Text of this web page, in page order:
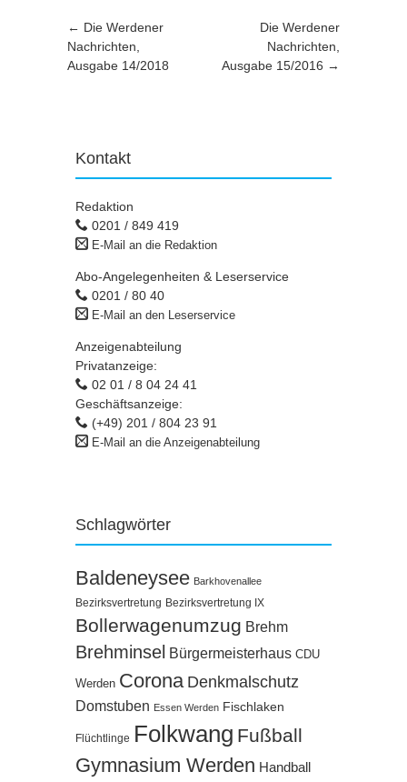
Artikel-Navigation
← Die Werdener
Nachrichten,
Ausgabe 14/2018
Die Werdener
Nachrichten,
Ausgabe 15/2016 →
Kontakt
Redaktion
0201 / 849 419
E-Mail an die Redaktion
Abo-Angelegenheiten & Leserservice
0201 / 80 40
E-Mail an den Leserservice
Anzeigenabteilung
Privatanzeige:
02 01 / 8 04 24 41
Geschäftsanzeige:
(+49) 201 / 804 23 91
E-Mail an die Anzeigenabteilung
Schlagwörter
Baldeneysee Barkhovenallee
Bezirksvertretung Bezirksvertretung IX
Bollerwagenumzug Brehm
Brehminsel Bürgermeisterhaus CDU
Werden Corona Denkmalschutz
Domstuben Essen Werden Fischlaken
Flüchtlinge Folkwang Fußball
Gymnasium Werden Handball